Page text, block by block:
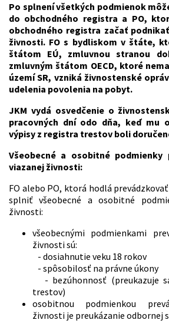
Po splnení všetkých podmienok
do obchodného registra a PO,
obchodného registra začať
živnosti. FO s bydliskom v štáte,
štátom EÚ, zmluvnou stranou
zmluvným štátom OECD, ktoré
území SR, vzniká živnostenské
udelenia povolenia na pobyt.
JKM vydá osvedčenie o
pracovných dní odo dňa, keď mu
výpisy z registra trestov boli
Všeobecné a osobitné podmienky
viazanej živnosti:
FO alebo PO, ktorá hodlá
splniť všeobecné a osobitné
živnosti:
všeobecnými podmienkami
živnosti sú:
- dosiahnutie veku 18 rokov
- spôsobilosť na právne úkony
- bezúhonnosť (preukazuje
trestov)
osobitnou podmienkou
živnosti je preukázanie odbornej